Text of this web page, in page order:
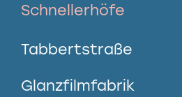
Schnellerhöfe
Tabbertstraße
Glanzfilmfabrik